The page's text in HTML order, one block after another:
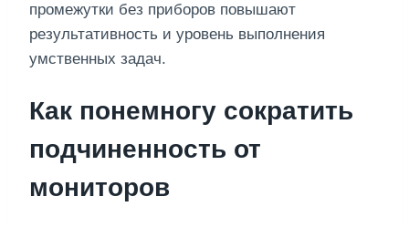
промежутки без приборов повышают
результативность и уровень выполнения
умственных задач.
Как понемногу сократить
подчиненность от
мониторов